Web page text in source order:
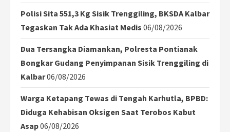
Polisi Sita 551,3 Kg Sisik Trenggiling, BKSDA Kalbar
Tegaskan Tak Ada Khasiat Medis 06/08/2026
Dua Tersangka Diamankan, Polresta Pontianak
Bongkar Gudang Penyimpanan Sisik Trenggiling di
Kalbar06/08/2026
Warga Ketapang Tewas di Tengah Karhutla, BPBD:
Diduga Kehabisan Oksigen Saat Terobos Kabut
Asap06/08/2026